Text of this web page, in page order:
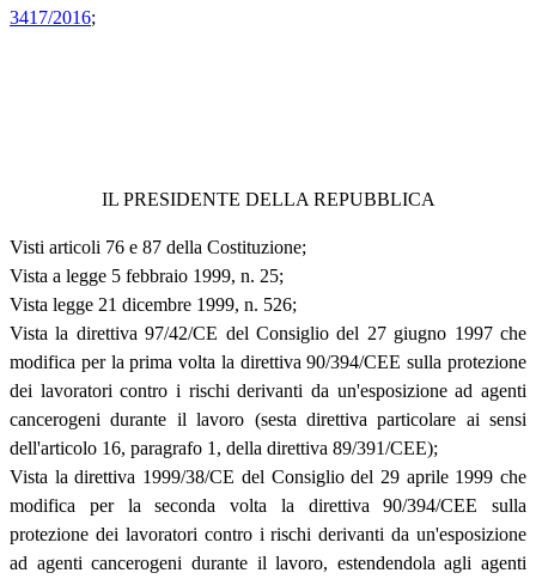
3417/2016;
IL PRESIDENTE DELLA REPUBBLICA
Visti articoli 76 e 87 della Costituzione;
Vista a legge 5 febbraio 1999, n. 25;
Vista legge 21 dicembre 1999, n. 526;
Vista la direttiva 97/42/CE del Consiglio del 27 giugno 1997 che
modifica per la prima volta la direttiva 90/394/CEE sulla protezione
dei lavoratori contro i rischi derivanti da un'esposizione ad agenti
cancerogeni durante il lavoro (sesta direttiva particolare ai sensi
dell'articolo 16, paragrafo 1, della direttiva 89/391/CEE);
Vista la direttiva 1999/38/CE del Consiglio del 29 aprile 1999 che
modifica per la seconda volta la direttiva 90/394/CEE sulla
protezione dei lavoratori contro i rischi derivanti da un'esposizione
ad agenti cancerogeni durante il lavoro, estendendola agli agenti